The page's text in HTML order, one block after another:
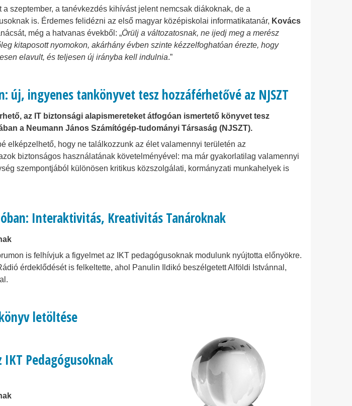
a szeptember, a tanévkezdés kihívást jelent nemcsak diákoknak, de a
is. Érdemes felidézni az első magyar középiskolai informatikatanár, Kovács
még a hatvanas évekből: „Örülj a változatosnak, ne ijedj meg a merész
kitaposott nyomokon, akárhány évben szinte kézzelfoghatóan érezte, hogy
elavult, és teljesen új irányba kell indulnia.”
új, ingyenes tankönyvet tesz hozzáférhetővé az NJSZT
az IT biztonsági alapismereteket átfogóan ismertető könyvet tesz
a Neumann János Számítógép-tudományi Társaság (NJSZT).
elképzelhető, hogy ne találkozzunk az élet valamennyi területén az
biztonságos használatának követelményével: ma már gyakorlatilag valamennyi
szempontjából különösen kritikus közszolgálati, kormányzati munkahelyek is
Interaktivitás, Kreativitás Tanároknak
is felhívjuk a figyelmet az IKT pedagógusoknak modulunk nyújtotta előnyökre.
érdeklődését is felkeltette, ahol Panulin Ildikó beszélgetett Alföldi Istvánnal,
letöltése
Pedagógusoknak